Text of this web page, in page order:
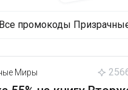
Все промокоды
Миры